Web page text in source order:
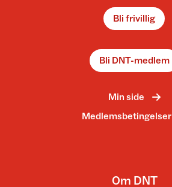
Bli frivillig
Bli DNT-medlem
Min side
Medlemsbetingelser
Om DNT